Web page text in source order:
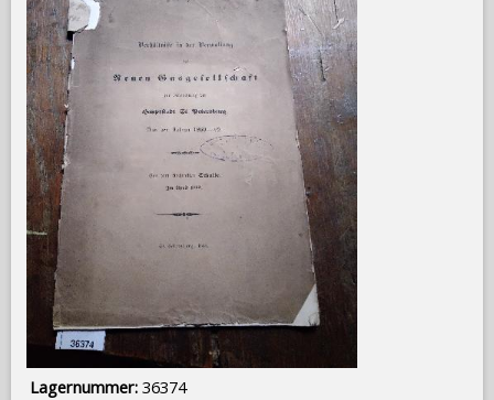
Lagernummer: 36374